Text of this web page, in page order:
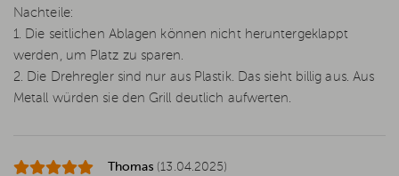
Nachteile:
1. Die seitlichen Ablagen können nicht heruntergeklappt
werden, um Platz zu sparen.
2. Die Drehregler sind nur aus Plastik. Das sieht billig aus. Aus
Metall würden sie den Grill deutlich aufwerten.
Thomas (13.04.2025)